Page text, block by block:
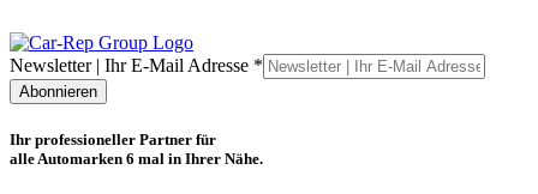
Ihr
Adresse
|
Newsletter | Ihr E-Mail Adresse *
Abonnieren
Ihr professioneller Partner für
alle Automarken 6 mal in Ihrer Nähe.